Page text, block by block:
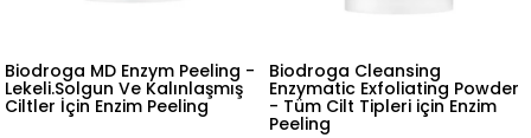
Biodroga MD Enzym Peeling -
Lekeli.Solgun Ve Kalınlaşmış
Ciltler İçin Enzim Peeling
Biodroga Cleansing
Enzymatic Exfoliating Powder
- Tüm Cilt Tipleri için Enzim
Peeling